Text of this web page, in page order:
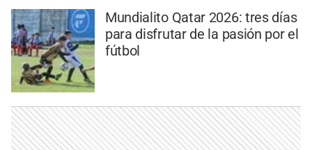
Mundialito Qatar 2026: tres días
para disfrutar de la pasión por el
fútbol